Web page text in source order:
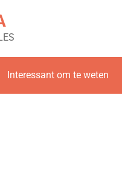
Interessant om te weten